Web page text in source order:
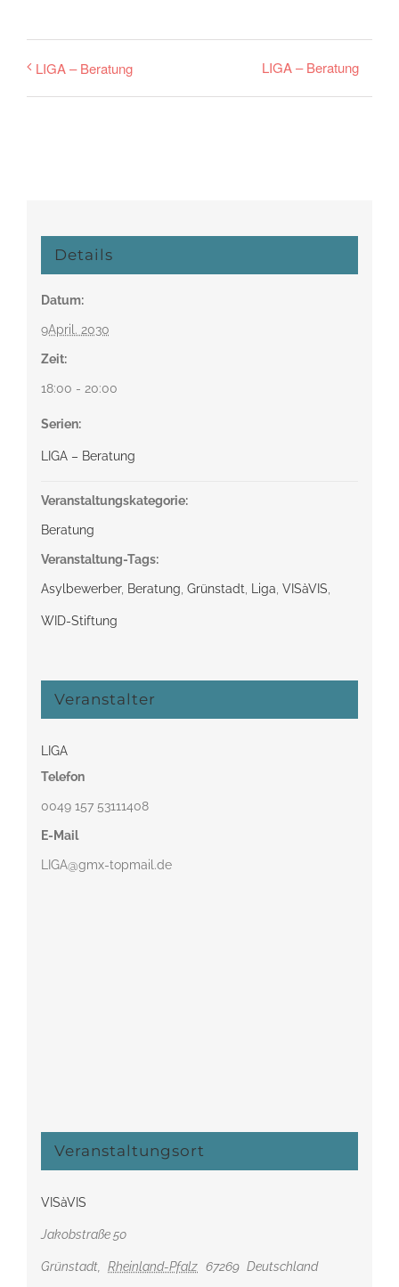
LIGA – Beratung LIGA – Beratung
Details
Datum:
9April. 2030
Zeit:
18:00 - 20:00
Serien:
LIGA – Beratung
Veranstaltungskategorie:
Beratung
Veranstaltung-Tags:
Asylbewerber, Beratung Grünstadt Liga VISàVIS
WID-Stiftung
Veranstalter
LIGA
Telefon
0049 157 53111408‬
E-Mail
LIGA@gmx-topmail.de
Veranstaltungsort
VISàVIS
Jakobstraße 50
Grünstadt, Rheinland-Pfalz 67269 Deutschland